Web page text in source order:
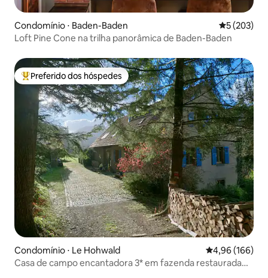
Condomínio ⋅ Baden-Baden 5 de uma
5 (203)
Loft Pine Cone na trilha panorâmica de Baden-Baden
Entre os melhores preferidos dos hóspedes
Preferido dos hóspedes
Condomínio ⋅ Le Hohwald 4,96 de uma
4,96 (166)
Casa de campo encantadora 3* em fazenda restaurada